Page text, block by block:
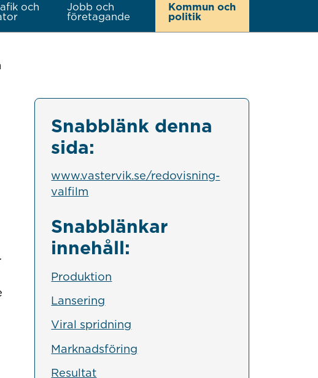
och
Jobb och
företagande
Kommun och
politik
Snabblänk denna
sida:
www.vastervik.se/redovisning-
valfilm
Snabblänkar
innehåll:
Produktion
Lansering
Viral spridning
Marknadsföring
Resultat